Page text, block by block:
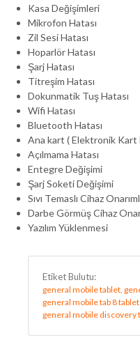
Kasa Değişimleri
Mikrofon Hatası
Zil Sesi Hatası
Hoparlör Hatası
Şarj Hatası
Titreşim Hatası
Dokunmatik Tuş Hatası
Wifi Hatası
Bluetooth Hatası
Ana kart ( Elektronik Kart
Açılmama Hatası
Entegre Değişimi
Şarj Soketi Değişimi
Sıvı Temaslı Cihaz
Darbe Görmüş Cihaz
Yazılım Yüklenmesi
Etiket Bulutu:
general mobile tablet,
general mobile tab 8
general mobile discovery